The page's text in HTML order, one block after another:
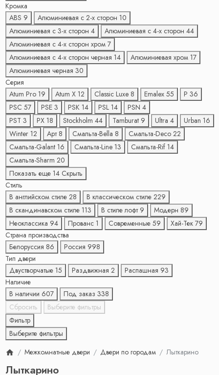
Кромка
ABS 9 Алюминиевая с 2-x сторон 10
Алюминиевая с 3-x сторон 4 Алюминиевая с 4-x сторон 44
Алюминиевая с 4-x сторон хром 7
Алюминиевая с 4-x сторон черная 14 Алюминиевая хром 17
Алюминиевая черная 30
Серия
Atum Pro 19 Atum X 12 Classic Luxe 8 Emalex 55 P 36
PSC 57 PSE 3 PSK 14 PSL 14 PSN 4
PST 3 PX 18 Stockholm 44 Tamburat 9 Ultra 4 Urban 16
Winter 12 Арт 8 Смальта-Bella 8 Смальта-Deco 22
Смальта-Galant 16 Смальта-Line 13 Смальта-Rif 14
Смальта-Sharm 20
Показать еще 14 Скрыть
Стиль
В английском стиле 28 В классическом стиле 229
В скандинавском стиле 113 В стиле лофт 9 Модерн 89
Неоклассика 94 Прованс 1 Современные 59 Хай-Тек 79
Страна производства
Белоруссия 86 Россия 998
Тип двери
Двустворчатые 15 Раздвижная 2 Распашная 93
Наличие
В наличии 607 Под заказ 338
Сбросить
Выберите фильтры
Фильтр
Выберите фильтры
Межкомнатные двери
Двери по городам Лыткарино
Лыткарино